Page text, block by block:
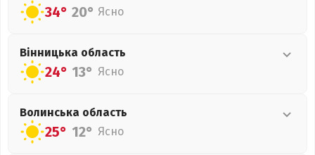
34° 20° Ясно
Вінницька область
24° 13° Ясно
Волинська область
25° 12° Ясно